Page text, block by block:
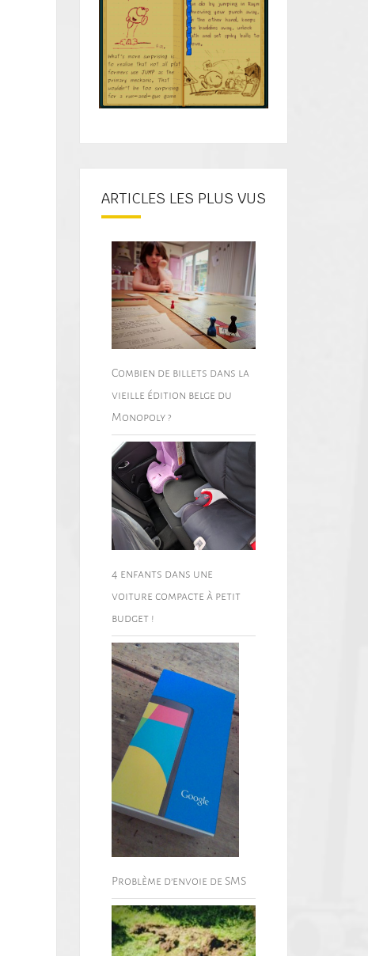
ARTICLES LES PLUS VUS
Combien de billets dans la
vieille édition belge du
Monopoly ?
4 enfants dans une
voiture compacte à petit
budget !
Problème d’envoie de SMS